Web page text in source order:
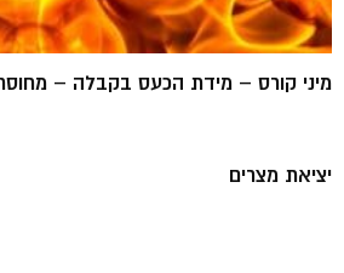
מיני קורס – מידת הכעס בקבלה –
יציאת מצרים